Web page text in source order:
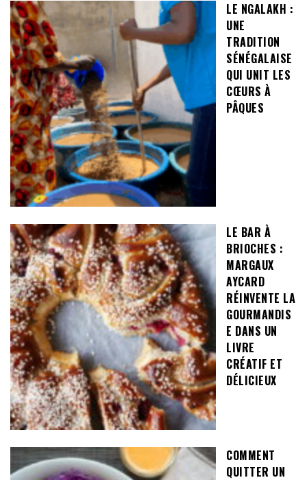
LE NGALAKH :
UNE
TRADITION
SÉNÉGALAISE
QUI UNIT LES
CŒURS À
PÂQUES
LE BAR À
BRIOCHES :
MARGAUX
AYCARD
RÉINVENTE LA
GOURMANDIS
E DANS UN
LIVRE
CRÉATIF ET
DÉLICIEUX
COMMENT
QUITTER UN